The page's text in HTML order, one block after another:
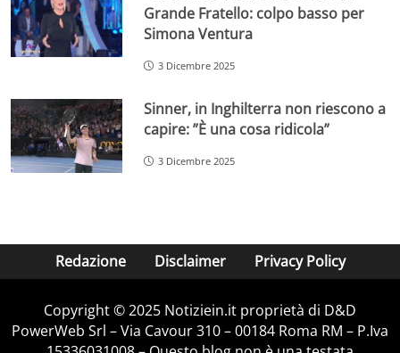
Grande Fratello: colpo basso per
Simona Ventura
3 Dicembre 2025
Sinner, in Inghilterra non riescono a
capire: ”È una cosa ridicola”
3 Dicembre 2025
Redazione Disclaimer Privacy Policy
Copyright © 2025 Notiziein.it proprietà di D&D
PowerWeb Srl – Via Cavour 310 – 00184 Roma RM – P.Iva